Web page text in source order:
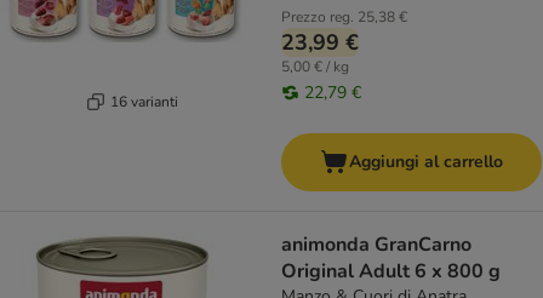
16 varianti
Prezzo reg. 25,38 €
23,99 €
5,00 € / kg
22,79 €
Aggiungi al carrello
animonda GranCarno
Original Adult 6 x 800 g